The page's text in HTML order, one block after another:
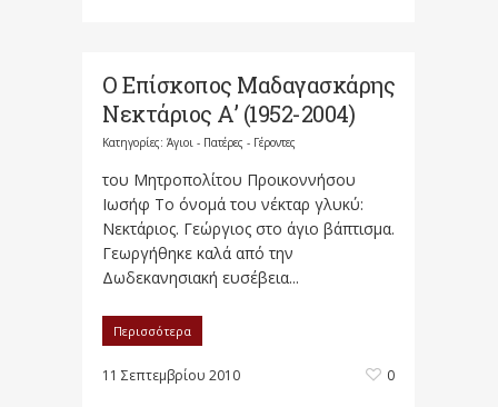
Ο Επίσκοπος Μαδαγασκάρης
Νεκτάριος Α’ (1952-2004)
Κατηγορίες: Άγιοι - Πατέρες - Γέροντες
του Μητροπολίτου Προικοννήσου
Ιωσήφ Το όνομά του νέκταρ γλυκύ:
Νεκτάριος. Γεώργιος στο άγιο βάπτισμα.
Γεωργήθηκε καλά από την
Δωδεκανησιακή ευσέβεια...
Περισσότερα
11 Σεπτεμβρίου 2010 0